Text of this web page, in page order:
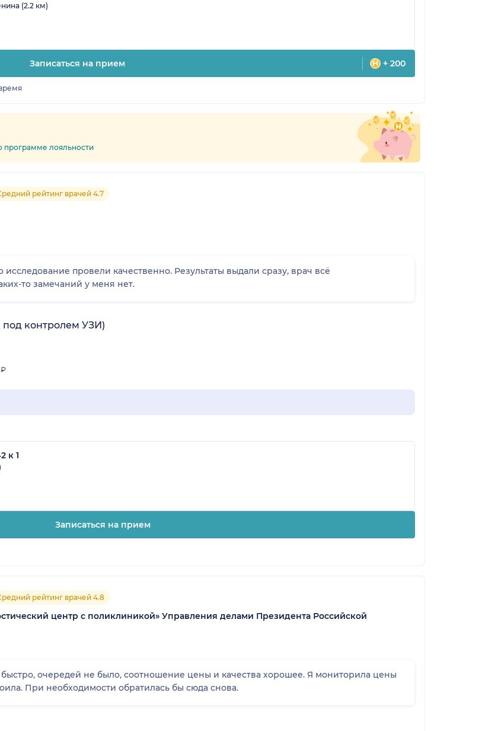
(2.2 км)
Записаться на прием + 200
программе лояльности
рейтинг врачей 4.7
провели качественно. Результаты выдали сразу, врач всё
то замечаний у меня нет.
под контролем УЗИ)
₽
к 1
Записаться на прием
рейтинг врачей 4.8
центр с поликлиникой» Управления делами Президента Российской
очередей не было, соотношение цены и качества хорошее. Я мониторила цены
При необходимости обратилась бы сюда снова.